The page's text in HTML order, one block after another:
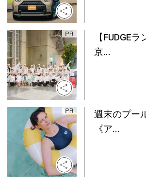
【FUDGE
京...
週末のプー
《ア...